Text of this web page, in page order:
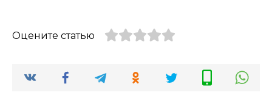
Оцените статью